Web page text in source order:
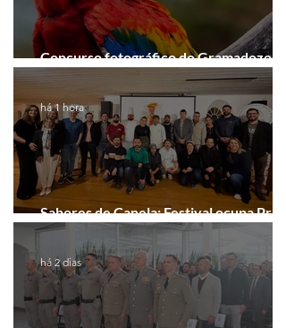
Concurso fotográfico do Gramadozoo
entra na reta final de inscrições
Sabores de Canela: Festival ocupa Praça
João Corrêa em setembro
há 1 hora
há 2 dias